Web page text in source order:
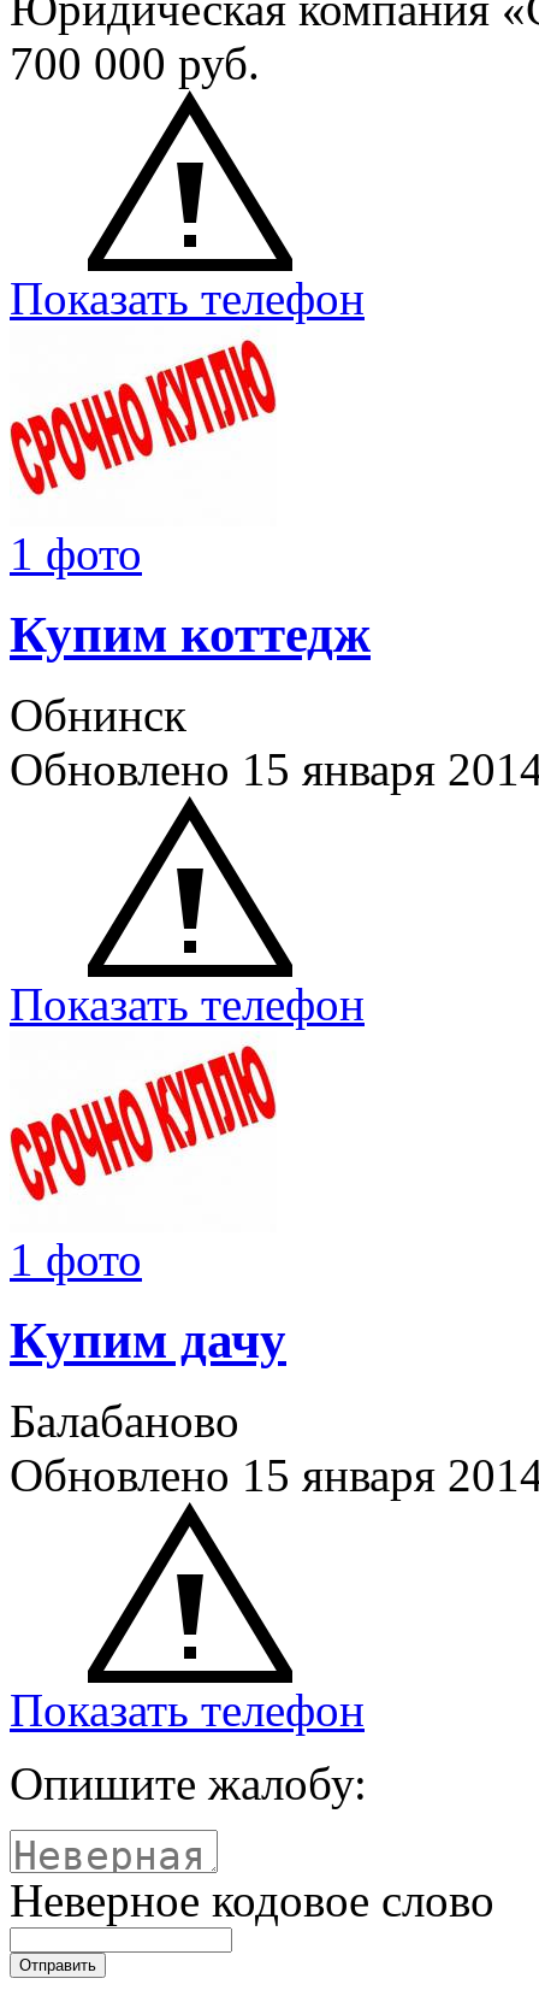
700 000 руб.
Показать телефон
1 фото
Купим коттедж
Обнинск
Обновлено 15 января
Показать телефон
1 фото
Купим дачу
Балабаново
Обновлено 15 января
Показать телефон
Опишите жалобу:
Неверное кодовое слово